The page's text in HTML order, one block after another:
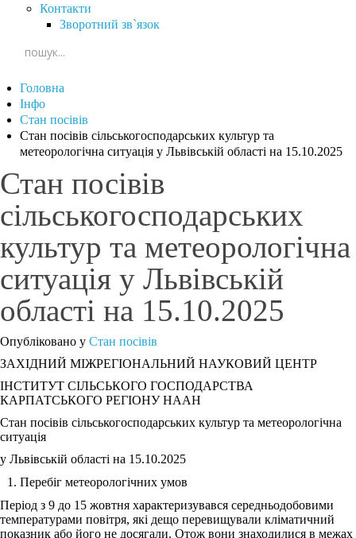
Контакти
Зворотний зв`язок
Головна
Інфо
Стан посівів
Стан посівів сільськогосподарських культур та
метеорологічна ситуація у Львівській області на 15.10.2025
Стан посівів
сільськогосподарських
культур та метеорологічна
ситуація у Львівській
області на 15.10.2025
Опубліковано у Стан посівів
ЗАХІДНИЙ МІЖРЕГІОНАЛЬНИЙ НАУКОВИЙ ЦЕНТР
ІНСТИТУТ СІЛЬСЬКОГО ГОСПОДАРСТВА
КАРПАТСЬКОГО РЕГІОНУ НААН
Стан посівів сільськогосподарських культур та метеорологічна
ситуація
у Львівській області на 15.10.2025
Перебіг метеорологічних умов
Період з 9 до 15 жовтня характеризувався середньодобовими
температурами повітря, які дещо перевищували кліматичний
показник або його не досягали. Отож вони знаходилися в межах